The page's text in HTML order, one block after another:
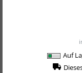
Auf